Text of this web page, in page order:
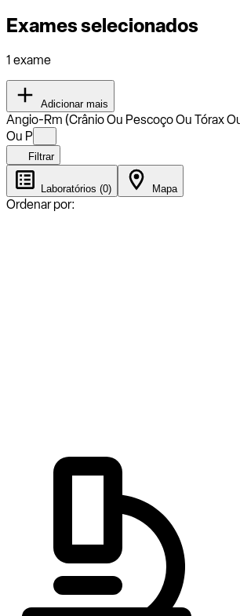
Exames selecionados
1 exame
Adicionar mais
Angio-Rm (Crânio Ou Pescoço Ou Tórax
Ou P
Filtrar
Laboratórios (0) Mapa
Ordenar por: